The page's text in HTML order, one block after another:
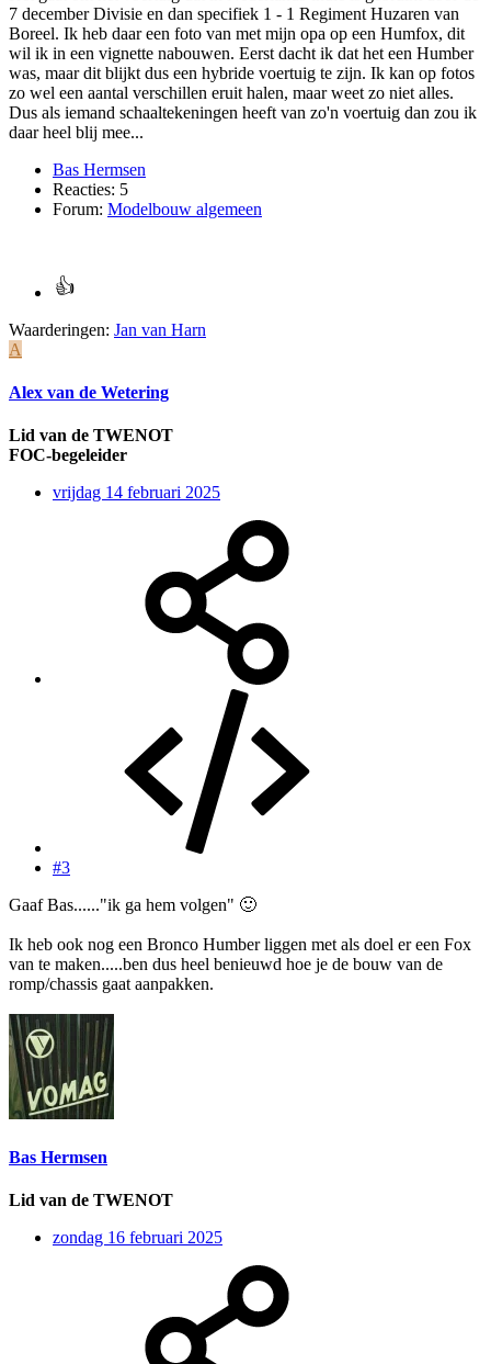
7 december Divisie en dan specifiek 1 - 1 Regiment Huzaren van
Boreel. Ik heb daar een foto van met mijn opa op een Humfox, dit
wil ik in een vignette nabouwen. Eerst dacht ik dat het een Humber
was, maar dit blijkt dus een hybride voertuig te zijn. Ik kan op fotos
zo wel een aantal verschillen eruit halen, maar weet zo niet alles.
Dus als iemand schaaltekeningen heeft van zo'n voertuig dan zou ik
daar heel blij mee...
Bas Hermsen
Reacties: 5
Forum: Modelbouw algemeen
Waarderingen: Jan van Harn
A
Alex van de Wetering
Lid van de TWENOT
FOC-begeleider
vrijdag 14 februari 2025
#3
Gaaf Bas......"ik ga hem volgen" 🙂
Ik heb ook nog een Bronco Humber liggen met als doel er een Fox
van te maken.....ben dus heel benieuwd hoe je de bouw van de
romp/chassis gaat aanpakken.
Bas Hermsen
Lid van de TWENOT
zondag 16 februari 2025